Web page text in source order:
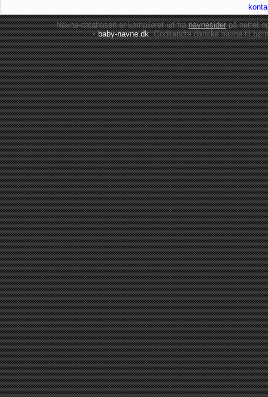
Navne-databasen er kompileret ud franavnesiderpå nettet
•baby-navne.dk: Godkendte danskenavne til børn